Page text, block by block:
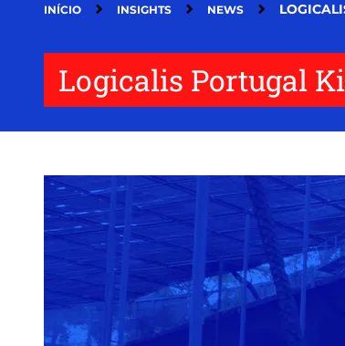
INÍCIO INSIGHTS NEWS
Logicalis Portugal